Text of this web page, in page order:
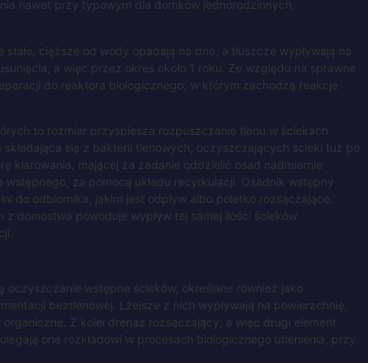
nawet przy typowym dla domków jednorodzinnych,
cięższe od wody opadają na dno, a tłuszcze wypływają na
a więc przez okres około 1 roku. Ze względu na sprawne
do reaktora biologicznego, w którym zachodzą reakcje
to rozmiar przyspiesza rozpuszczanie tlenu w ściekach.
się z bakterii tlenowych, oczyszczających ścieki tuż po
klarowania, mającej za zadanie oddzielić osad nadmiernie
za pomocą układu recyrkulacji. Osadnik wstępny
do odbiornika, jakim jest odpływ albo poletko rozsączające.
domostwa powoduje wypływ tej samej ilości ścieków
oczyszczanie wstępne ścieków, określane również jako
beztlenowej. Lżejsze z nich wypływają na powierzchnię,
Z kolei drenaż rozsączający, a więc drugi element
one rozkładowi w procesach biologicznego utlenienia, przy